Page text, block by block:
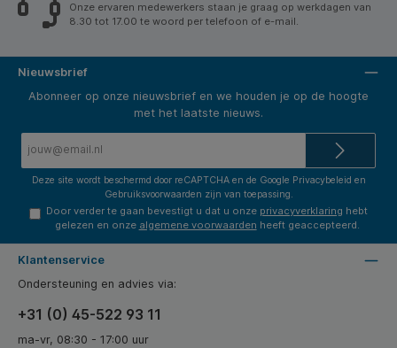
Onze ervaren medewerkers staan je graag op werkdagen van
8.30 tot 17.00 te woord per telefoon of e-mail.
Nieuwsbrief
Abonneer op onze nieuwsbrief en we houden je op de hoogte
met het laatste nieuws.
Deze site wordt beschermd door reCAPTCHA en de Google Privacybeleid en
Gebruiksvoorwaarden zijn van toepassing.
Door verder te gaan bevestigt u dat u onze privacyverklaring hebt
gelezen en onze algemene voorwaarden heeft geaccepteerd.
Klantenservice
Ondersteuning en advies via:
+31 (0) 45-522 93 11
ma-vr, 08:30 - 17:00 uur